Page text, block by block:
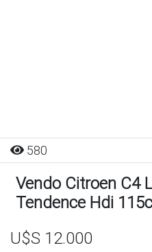
580
Vendo Citroen C4
Tendence Hdi
U$S 12.000